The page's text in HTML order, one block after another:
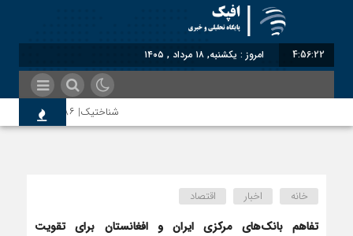
4:56:22 امروز : یکشنبه, ۱۸ مرداد , ۱۴۰۵
شناختیک| ۸۶ درصد مهاجران حامی ایران در جنگ؛ ۷۵ درصد مهاجران دولت چهاردهم را خیرخواه خود نمی‌دانند
رضا صادقی: بدرقه میهمان با
خانه اخبار اقتصاد
تفاهم بانک‌های مرکزی ایران و افغانستان برای تقویت